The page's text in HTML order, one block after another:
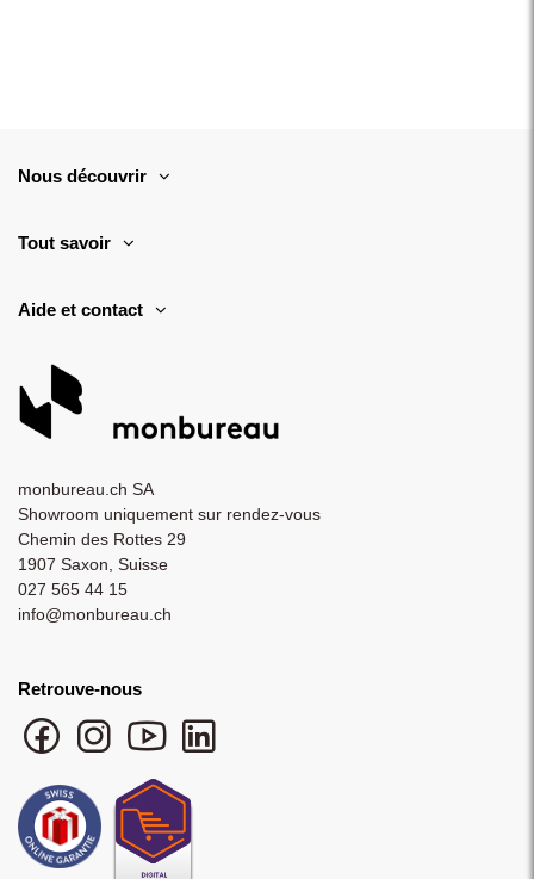
Nous découvrir
Tout savoir
Aide et contact
monbureau.ch SA
Showroom uniquement sur rendez-vous
Chemin des Rottes 29
1907 Saxon, Suisse
027 565 44 15
info@monbureau.ch
Retrouve-nous
Facebook monbureau
Instagram monbureau
YouTube monbureau